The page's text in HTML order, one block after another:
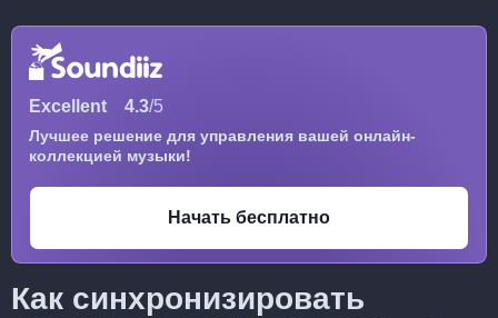
Excellent 4.3/5
Лучшее решение для управления вашей онлайн-
коллекцией музыки!
Начать бесплатно
Как синхронизировать